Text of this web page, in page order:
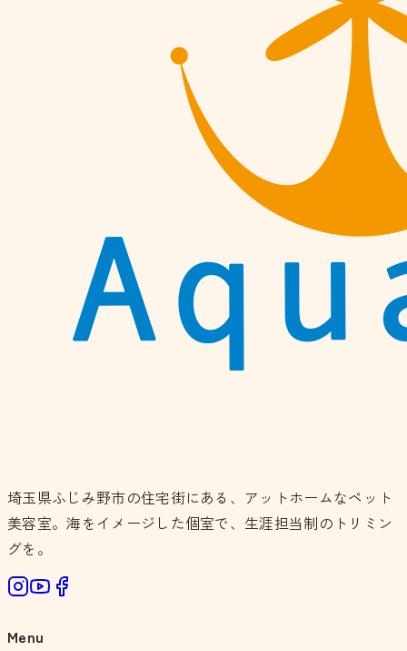
埼玉県ふじみ野市の住宅街にある、アットホームなペット
美容室。海をイメージした個室で、生涯担当制のトリミン
グを。
Menu